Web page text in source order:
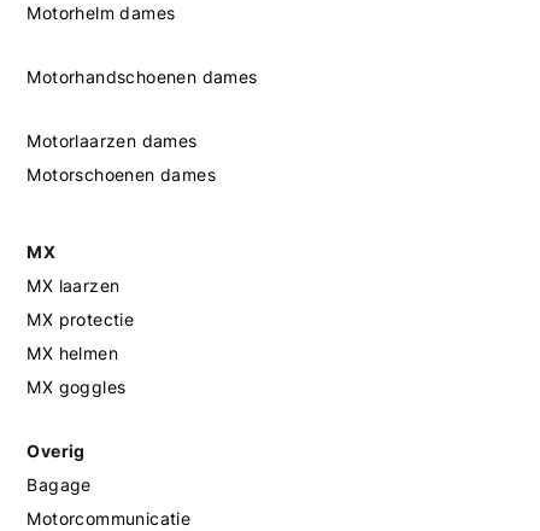
Motorhelm dames
Motorhandschoenen dames
Motorlaarzen dames
Motorschoenen dames
MX
MX laarzen
MX protectie
MX helmen
MX goggles
Overig
Bagage
Motorcommunicatie